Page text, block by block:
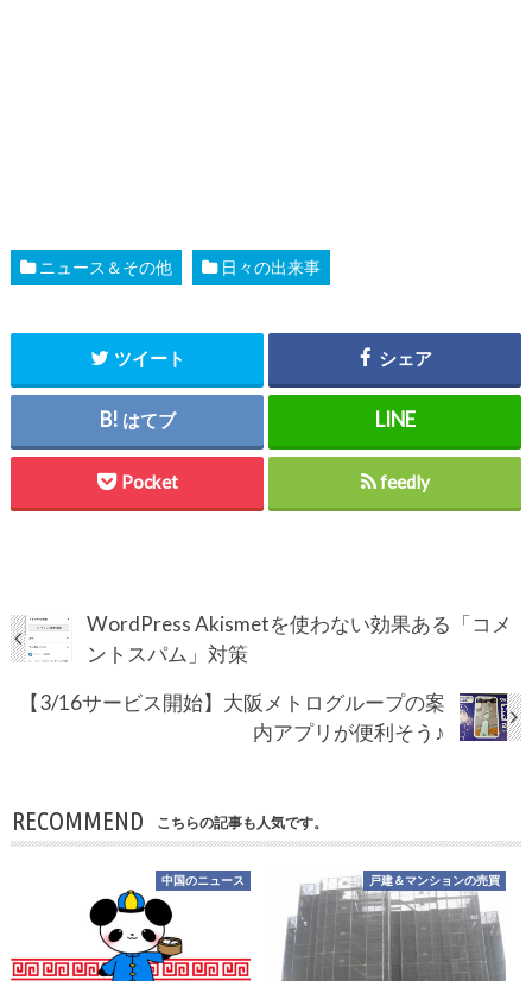
ニュース＆その他 日々の出来事
ツイート シェア
はてブ
Pocket feedly
WordPress Akismetを使わない効果ある「コメ
ントスパム」対策
【3/16サービス開始】大阪メトログループの案
内アプリが便利そう♪
RECOMMEND こちらの記事も人気です。
中国のニュース 戸建＆マンションの売買